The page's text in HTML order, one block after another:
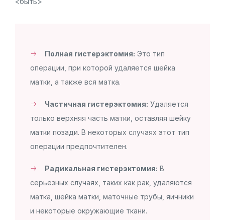
Полная гистерэктомия: Это тип
операции, при которой удаляется шейка
матки, а также вся матка.
Частичная гистерэктомия: Удаляется
только верхняя часть матки, оставляя шейку
матки позади. В некоторых случаях этот тип
операции предпочтителен.
Радикальная гистерэктомия: В
серьезных случаях, таких как рак, удаляются
матка, шейка матки, маточные трубы, яичники
и некоторые окружающие ткани.